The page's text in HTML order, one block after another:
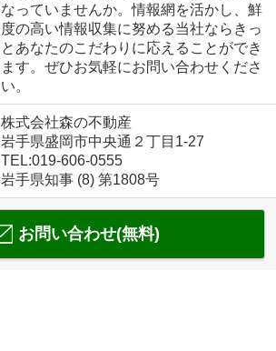
なっていませんか。情報網を活かし、鮮
度の高い情報収集に努める当社ならきっ
とあなたのこだわりに応えることができ
ます。ぜひお気軽にお問い合わせくださ
い。
株式会社森の不動産
岩手県盛岡市中央通２丁目1-27
TEL:019-606-0555
岩手県知事 (8) 第1808号
お問い合わせ(無料)